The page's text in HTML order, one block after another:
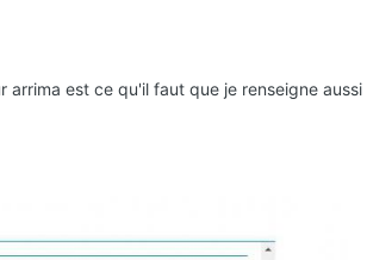
arrima est ce qu'il faut que je renseigne aussi